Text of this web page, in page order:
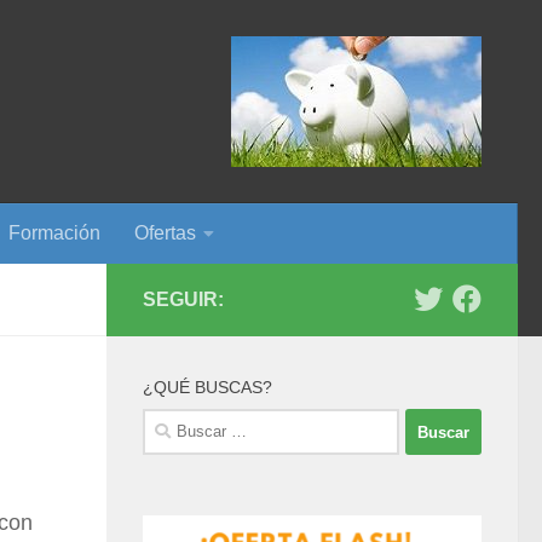
Formación Ofertas
SEGUIR:
¿QUÉ BUSCAS?
Buscar: